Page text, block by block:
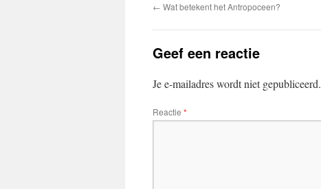
← Wat betekent het Antropoceen?
Geef een reactie
Je e-mailadres wordt niet gepubliceerd.
Reactie *